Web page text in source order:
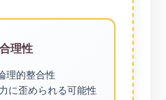
理性
理的整合性
に歪められる可能性